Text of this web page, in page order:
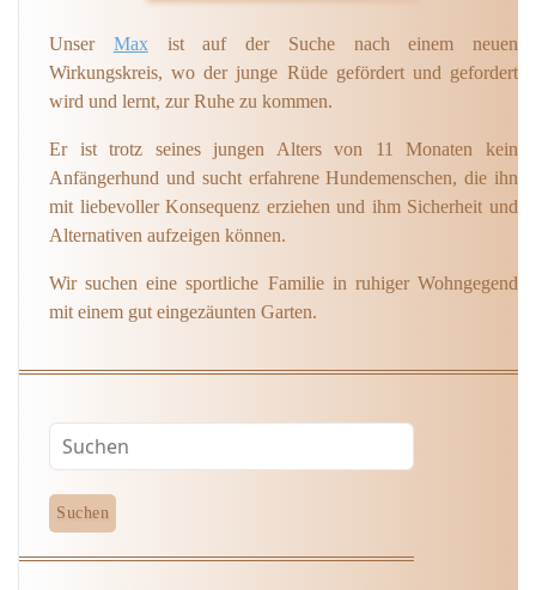
Unser Maxist auf der Suche nach einem neuen
Wirkungskreis, wo der junge Rüde gefördert und gefordert
wird und lernt, zur Ruhe zu kommen.
Er ist trotz seines jungen Alters von 11 Monaten kein
Anfängerhund und sucht erfahrene Hundemenschen, die ihn
mit liebevoller Konsequenz erziehen und ihm Sicherheit und
Alternativen aufzeigen können.
Wir suchen eine sportliche Familie in ruhiger Wohngegend
mit einem gut eingezäunten Garten.